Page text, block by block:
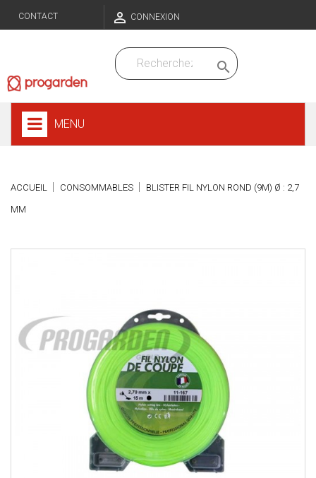
CONTACT  CONNEXION

MENU
ACCUEIL CONSOMMABLES BLISTER FIL NYLON ROND (9M) Ø : 2,7
MM